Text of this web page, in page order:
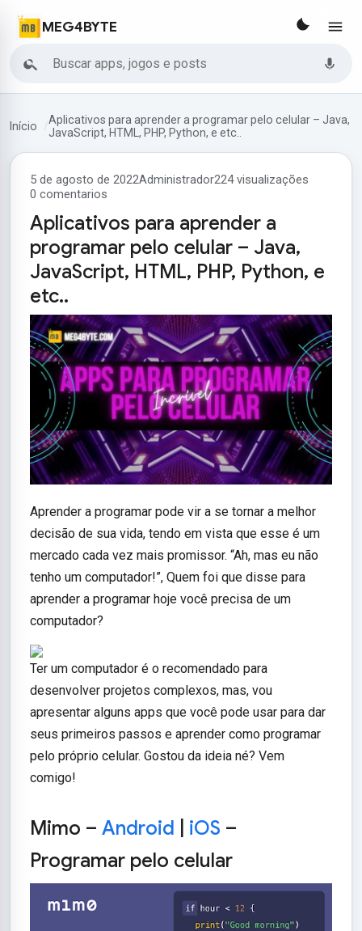
MEG4BYTE
Início
Aplicativos para aprender a programar pelo celular – Java,
JavaScript, HTML, PHP, Python, e etc..
5 de agosto de 2022Administrador224 visualizações
0 comentarios
Aplicativos para aprender a
programar pelo celular – Java,
JavaScript, HTML, PHP, Python, e
etc..
Aprender a programar pode vir a se tornar a melhor
decisão de sua vida, tendo em vista que esse é um
mercado cada vez mais promissor. “Ah, mas eu não
tenho um computador!”, Quem foi que disse para
aprender a programar hoje você precisa de um
computador?
Ter um computador é o recomendado para
desenvolver projetos complexos, mas, vou
apresentar alguns apps que você pode usar para dar
seus primeiros passos e aprender como programar
pelo próprio celular. Gostou da ideia né? Vem
comigo!
Mimo – Android iOS –
Programar pelo celular